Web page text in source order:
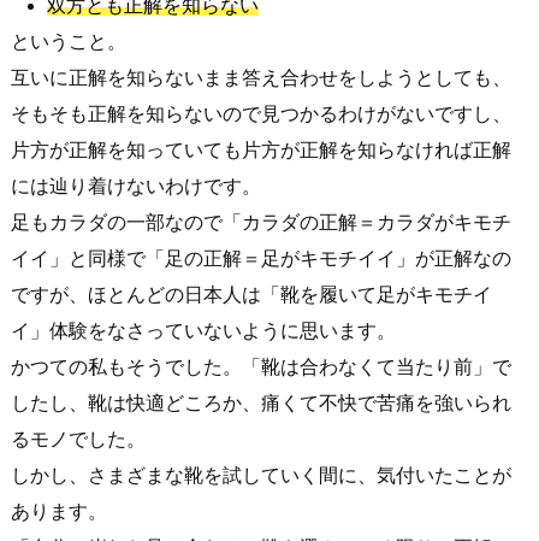
双方とも正解を知らない
ということ。
互いに正解を知らないまま答え合わせをしようとしても、
そもそも正解を知らないので見つかるわけがないですし、
片方が正解を知っていても片方が正解を知らなければ正解
には辿り着けないわけです。
足もカラダの一部なので「カラダの正解＝カラダがキモチ
イイ」と同様で「足の正解＝足がキモチイイ」が正解なの
ですが、ほとんどの日本人は「靴を履いて足がキモチイ
イ」体験をなさっていないように思います。
かつての私もそうでした。「靴は合わなくて当たり前」で
したし、靴は快適どころか、痛くて不快で苦痛を強いられ
るモノでした。
しかし、さまざまな靴を試していく間に、気付いたことが
あります。